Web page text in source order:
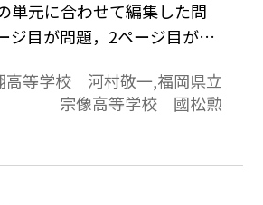
単元に合わせて編集した問
ジ目が問題，2ページ目が解
高等学校 河村敬一,福岡県立
宗像高等学校 國松勲